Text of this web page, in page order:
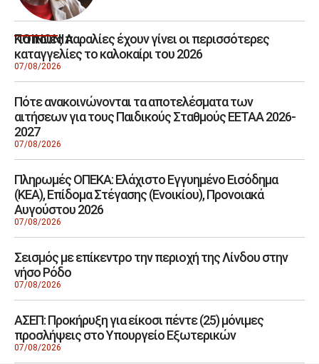
ΚΟΙΝΩΝΙΑ
Για ποιες παραλίες έχουν γίνει οι περισσότερες
καταγγελίες το καλοκαίρι του 2026
07/08/2026
Πότε ανακοινώνονται τα αποτελέσματα των
αιτήσεων για τους Παιδικούς Σταθμούς ΕΕΤΑΑ 2026-
2027
07/08/2026
Πληρωμές ΟΠΕΚΑ: Ελάχιστο Εγγυημένο Εισόδημα
(ΚΕΑ), Επίδομα Στέγασης (Ενοικίου), Προνοιακά
Αυγούστου 2026
07/08/2026
Σεισμός με επίκεντρο την περιοχή της Λίνδου στην
νήσο Ρόδο
07/08/2026
ΑΣΕΠ: Προκήρυξη για είκοσι πέντε (25) μόνιμες
προσλήψεις στο Υπουργείο Εξωτερικών
07/08/2026